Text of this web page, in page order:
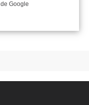
de Google